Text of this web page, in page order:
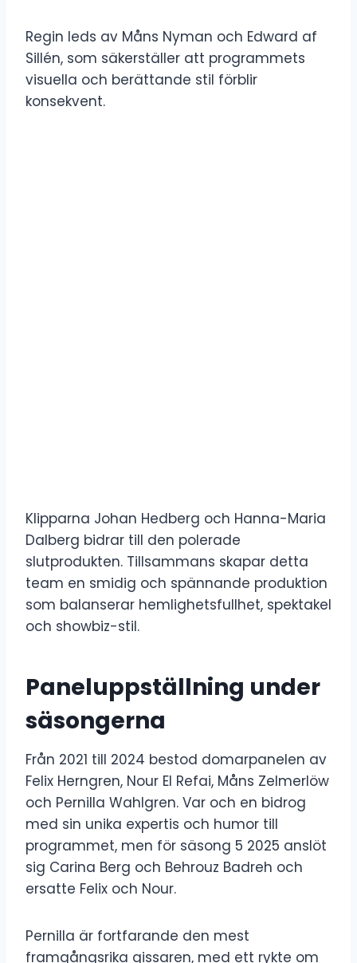
Regin leds av Måns Nyman och Edward af
Sillén, som säkerställer att programmets
visuella och berättande stil förblir
konsekvent.
Klipparna Johan Hedberg och Hanna-Maria
Dalberg bidrar till den polerade
slutprodukten. Tillsammans skapar detta
team en smidig och spännande produktion
som balanserar hemlighetsfullhet, spektakel
och showbiz-stil.
Paneluppställning under
säsongerna
Från 2021 till 2024 bestod domarpanelen av
Felix Herngren, Nour El Refai, Måns Zelmerlöw
och Pernilla Wahlgren. Var och en bidrog
med sin unika expertis och humor till
programmet, men för säsong 5 2025 anslöt
sig Carina Berg och Behrouz Badreh och
ersatte Felix och Nour.
Pernilla är fortfarande den mest
framgångsrika gissaren, med ett rykte om